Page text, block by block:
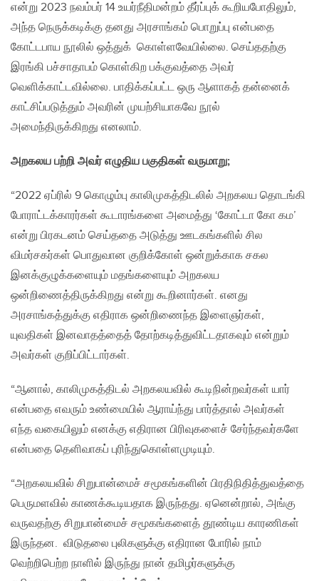
என்று 2023 நவம்பர் 14 உயர்நீதிமன்றம் தீர்ப்புக் கூறியபோதிலும்,
அந்த நெருக்கடிக்கு தனது அரசாங்கம் பொறுப்பு என்பதை
கோட்டபாய நூலில் ஒத்துக் கொள்ளவேயில்லை. செய்ததற்கு
இரங்கி பச்சாதாபம் கொள்கிற பக்குவத்தை அவர்
வெளிக்காட்டவில்லை. பாதிக்கப்பட்ட ஒரு ஆளாகத் தன்னைக்
காட்சிப்படுத்தும் அவரின் முயற்சியாகவே நூல்
அமைந்திருக்கிறது எனலாம்.
அறகலய பற்றி அவர் எழுதிய பகுதிகள் வருமாறு;
“2022 ஏப்ரில் 9 கொழும்பு காலிமுகத்திடலில் அறகலய தொடங்கி
போராட்டக்காரர்கள் கூடாரங்களை அமைத்து ‘கோட்டா கோ கம’
என்று பிரகடனம் செய்ததை அடுத்து ஊடகங்களில் சில
விமர்சகர்கள் பொதுவான குறிக்கோள் ஒன்றுக்காக சகல
இனக்குழுக்களையும் மதங்களையும் அறகலய
ஒன்றிணைத்திருக்கிறது என்று கூறினார்கள். எனது
அரசாங்கத்துக்கு எதிராக ஒன்றிணைந்த இளைஞர்கள்,
யுவதிகள் இனவாதத்தைத் தோற்கடித்துவிட்டதாகவும் என்றும்
அவர்கள் குறிப்பிட்டார்கள்.
“ஆனால், காலிமுகத்திடல் அறகலயவில் கூடிநின்றவர்கள் யார்
என்பதை எவரும் உண்மையில் ஆராய்ந்து பார்த்தால் அவர்கள்
எந்த வகையிலும் எனக்கு எதிரான பிரிவுகளைச் சேர்ந்தவர்களே
என்பதை தெளிவாகப் புரிந்துகொள்ளமுடியும்.
“அறகலயவில் சிறுபான்மைச் சமூகங்களின் பிரதிநிதித்துவத்தை
பெருமளவில் காணக்கூடியதாக இருந்தது. ஏனென்றால், அங்கு
வருவதற்கு சிறுபான்மைச் சமூகங்களைத் தூண்டிய காரணிகள்
இருந்தன. விடுதலை புலிகளுக்கு எதிரான போரில் நாம்
வெற்றிபெற்ற நாளில் இருந்து நான் தமிழர்களுக்கு